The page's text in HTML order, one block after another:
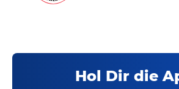
Hol Dir die